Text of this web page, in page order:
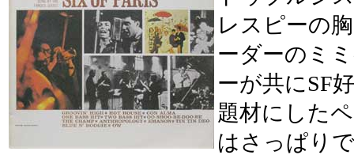
レスピーの
ーダーのミ
ーが共にSF
題材にした
はさっぱり